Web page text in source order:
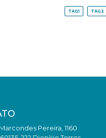
TAG1 TAG2
Pereira, 1160